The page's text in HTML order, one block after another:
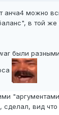
анча4 можно
в той же
были
вид что